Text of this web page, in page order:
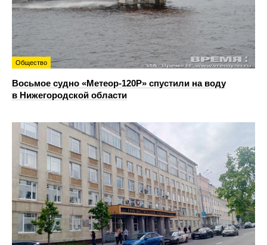
Общество
Восьмое судно «Метеор-120Р» спустили на воду
в Нижегородской области